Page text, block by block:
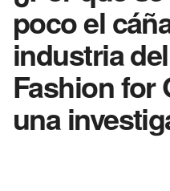
poco el
industria
Fashion for
una